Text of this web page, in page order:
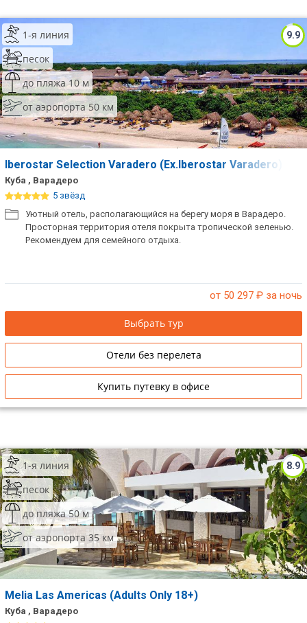
9.9
1-я линия
песок
до пляжа 10 м
от аэропорта 50 км
Iberostar Selection Varadero (Ex.Iberostar Varadero)
Куба , Варадеро
5 звёзд
Уютный отель, располагающийся на берегу моря в Варадеро.
Просторная территория отеля покрыта тропической зеленью.
Рекомендуем для семейного отдыха.
от 50 297 ₽ за ночь
Выбрать тур
Отели без перелета
Купить путевку в офисе
8.9
1-я линия
песок
до пляжа 50 м
от аэропорта 35 км
Melia Las Americas (Adults Only 18+)
Куба , Варадеро